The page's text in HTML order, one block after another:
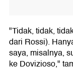
"Tidak, tidak,
dari Rossi).
saya, misalnya,
ke Dovizioso,"